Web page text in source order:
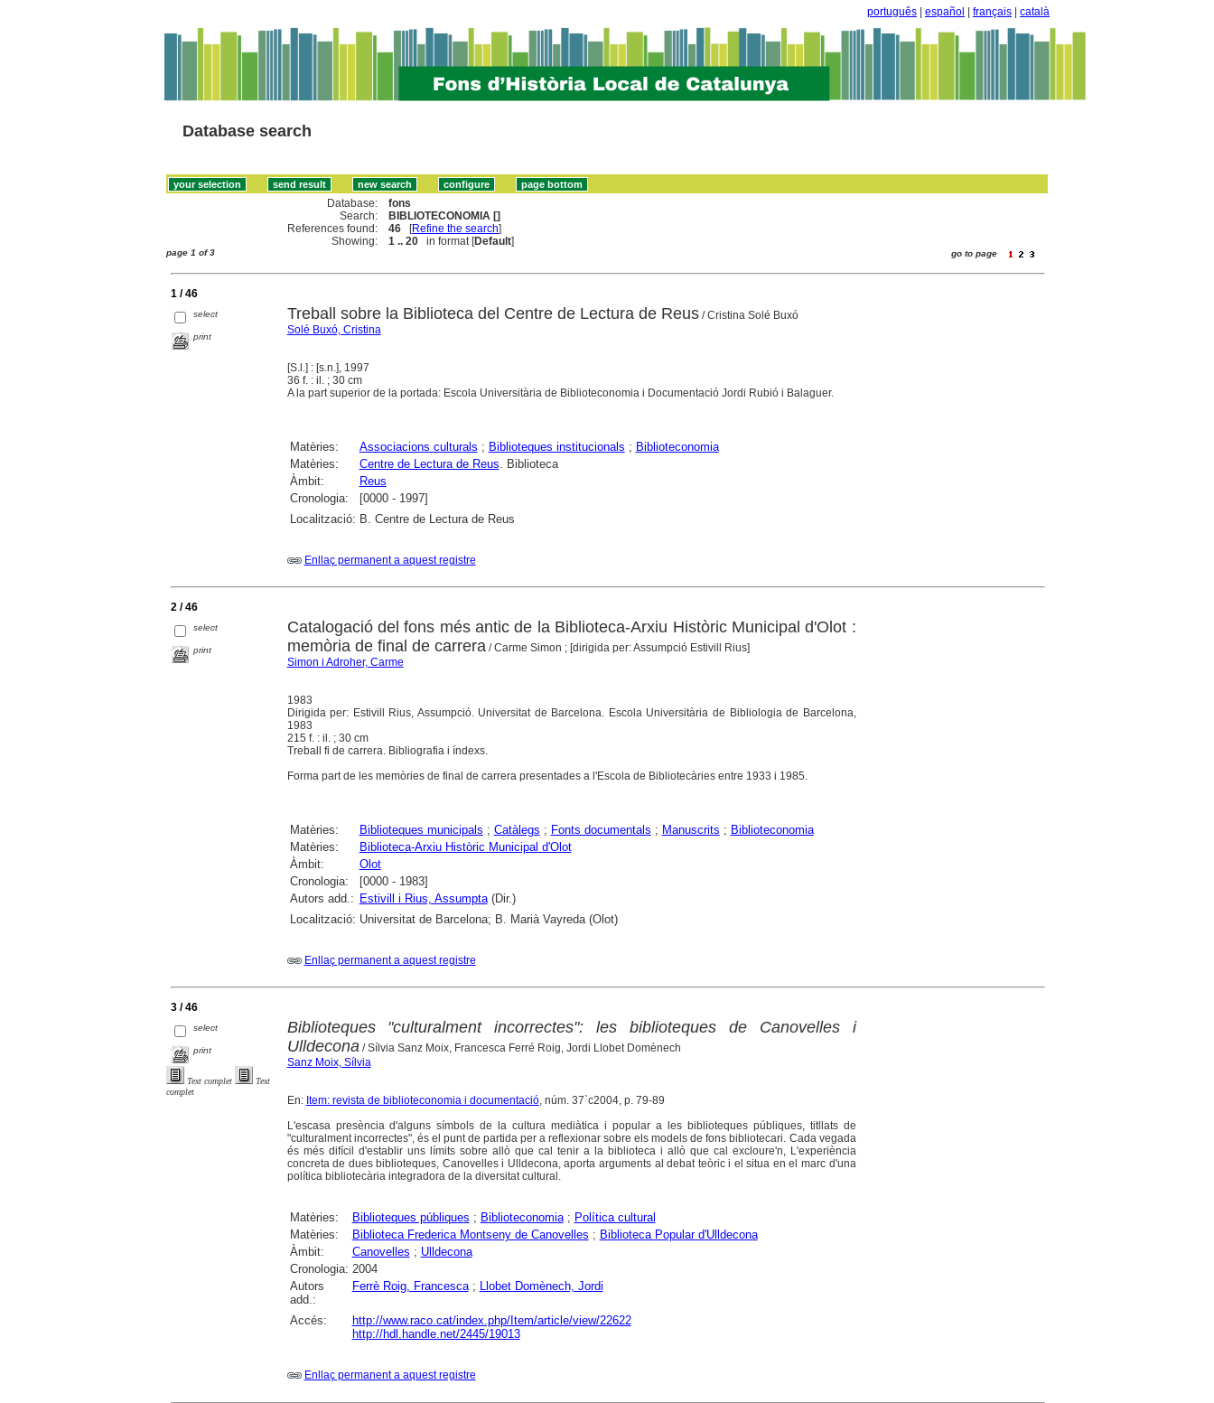
português español français català
Database search
Database:
fons
Search:
BIBLIOTECONOMIA []
References found:
46 [Refine the search]
Showing:
1 .. 20 in format [Default]
page 1 of 3 go to page
1 / 46
select
print
Treball sobre la Biblioteca del Centre de Lectura de Reus/ Cristina Solé Buxó
Solé Buxó, Cristina
[S.l.] : [s.n.], 1997
36 f. : il. ; 30 cm
A la part superior de la portada: Escola Universitària de Biblioteconomia i Documentació Jordi Rubió i Balaguer.
Matèries: Associacions culturals ; Biblioteques institucionals ; Biblioteconomia
Matèries:
Centre de Lectura de Reus . Biblioteca
Àmbit:
Reus
Cronologia:
[0000 - 1997]
Localització: B. Centre de Lectura de Reus
Enllaç permanent a aquest registre
2 / 46
select
print
Catalogació del fons més antic de la Biblioteca-Arxiu Històric Municipal d'Olot :
memòria de final de carrera/ Carme Simon ; [dirigida per: Assumpció Estivill Rius]
Simon i Adroher, Carme
1983
Dirigida per: Estivill Rius, Assumpció. Universitat de Barcelona. Escola Universitària de Bibliologia de Barcelona,
1983
215 f. : il. ; 30 cm
Treball fi de carrera. Bibliografia i índexs.
Forma part de les memòries de final de carrera presentades a l'Escola de Bibliotecàries entre 1933 i 1985.
Matèries: Biblioteques municipals ; Catàlegs ; Fonts documentals ; Manuscrits ; Biblioteconomia
Matèries:
Biblioteca-Arxiu Històric Municipal d'Olot
Àmbit:
Olot
Cronologia:
[0000 - 1983]
Autors add.: Estivill i Rius, Assumpta(Dir.)
Localització: Universitat de Barcelona; B. Marià Vayreda (Olot)
Enllaç permanent a aquest registre
3 / 46
select
print
Text complet
Text
complet
Biblioteques "culturalment incorrectes": les biblioteques de Canovelles i
Ulldecona/ Sílvia Sanz Moix, Francesca Ferré Roig, Jordi Llobet Domènech
Sanz Moix, Sílvia
En: Item: revista de biblioteconomia i documentació, núm. 37`c2004, p. 79-89
L'escasa presència d'alguns símbols de la cultura mediàtica i popular a les biblioteques públiques, titllats de
"culturalment incorrectes", és el punt de partida per a reflexionar sobre els models de fons bibliotecari. Cada vegada
és més difícil d'establir uns límits sobre allò que cal tenir a la biblioteca i allò que cal excloure'n, L'experiència
concreta de dues biblioteques, Canovelles i Ulldecona, aporta arguments al debat teòric i el situa en el marc d'una
política bibliotecària integradora de la diversitat cultural.
Matèries: Biblioteques públiques ; Biblioteconomia; Política cultural
Matèries:
Biblioteca Frederica Montseny de Canovelles ; Biblioteca Popular d'Ulldecona
Àmbit:
Canovelles ; Ulldecona
Cronologia: 2004
Autors
add.:
Ferrè Roig, Francesca; Llobet Domènech, Jordi
Accés:
http://www.raco.cat/index.php/Item/article/view/22622
http://hdl.handle.net/2445/19013
Enllaç permanent a aquest registre